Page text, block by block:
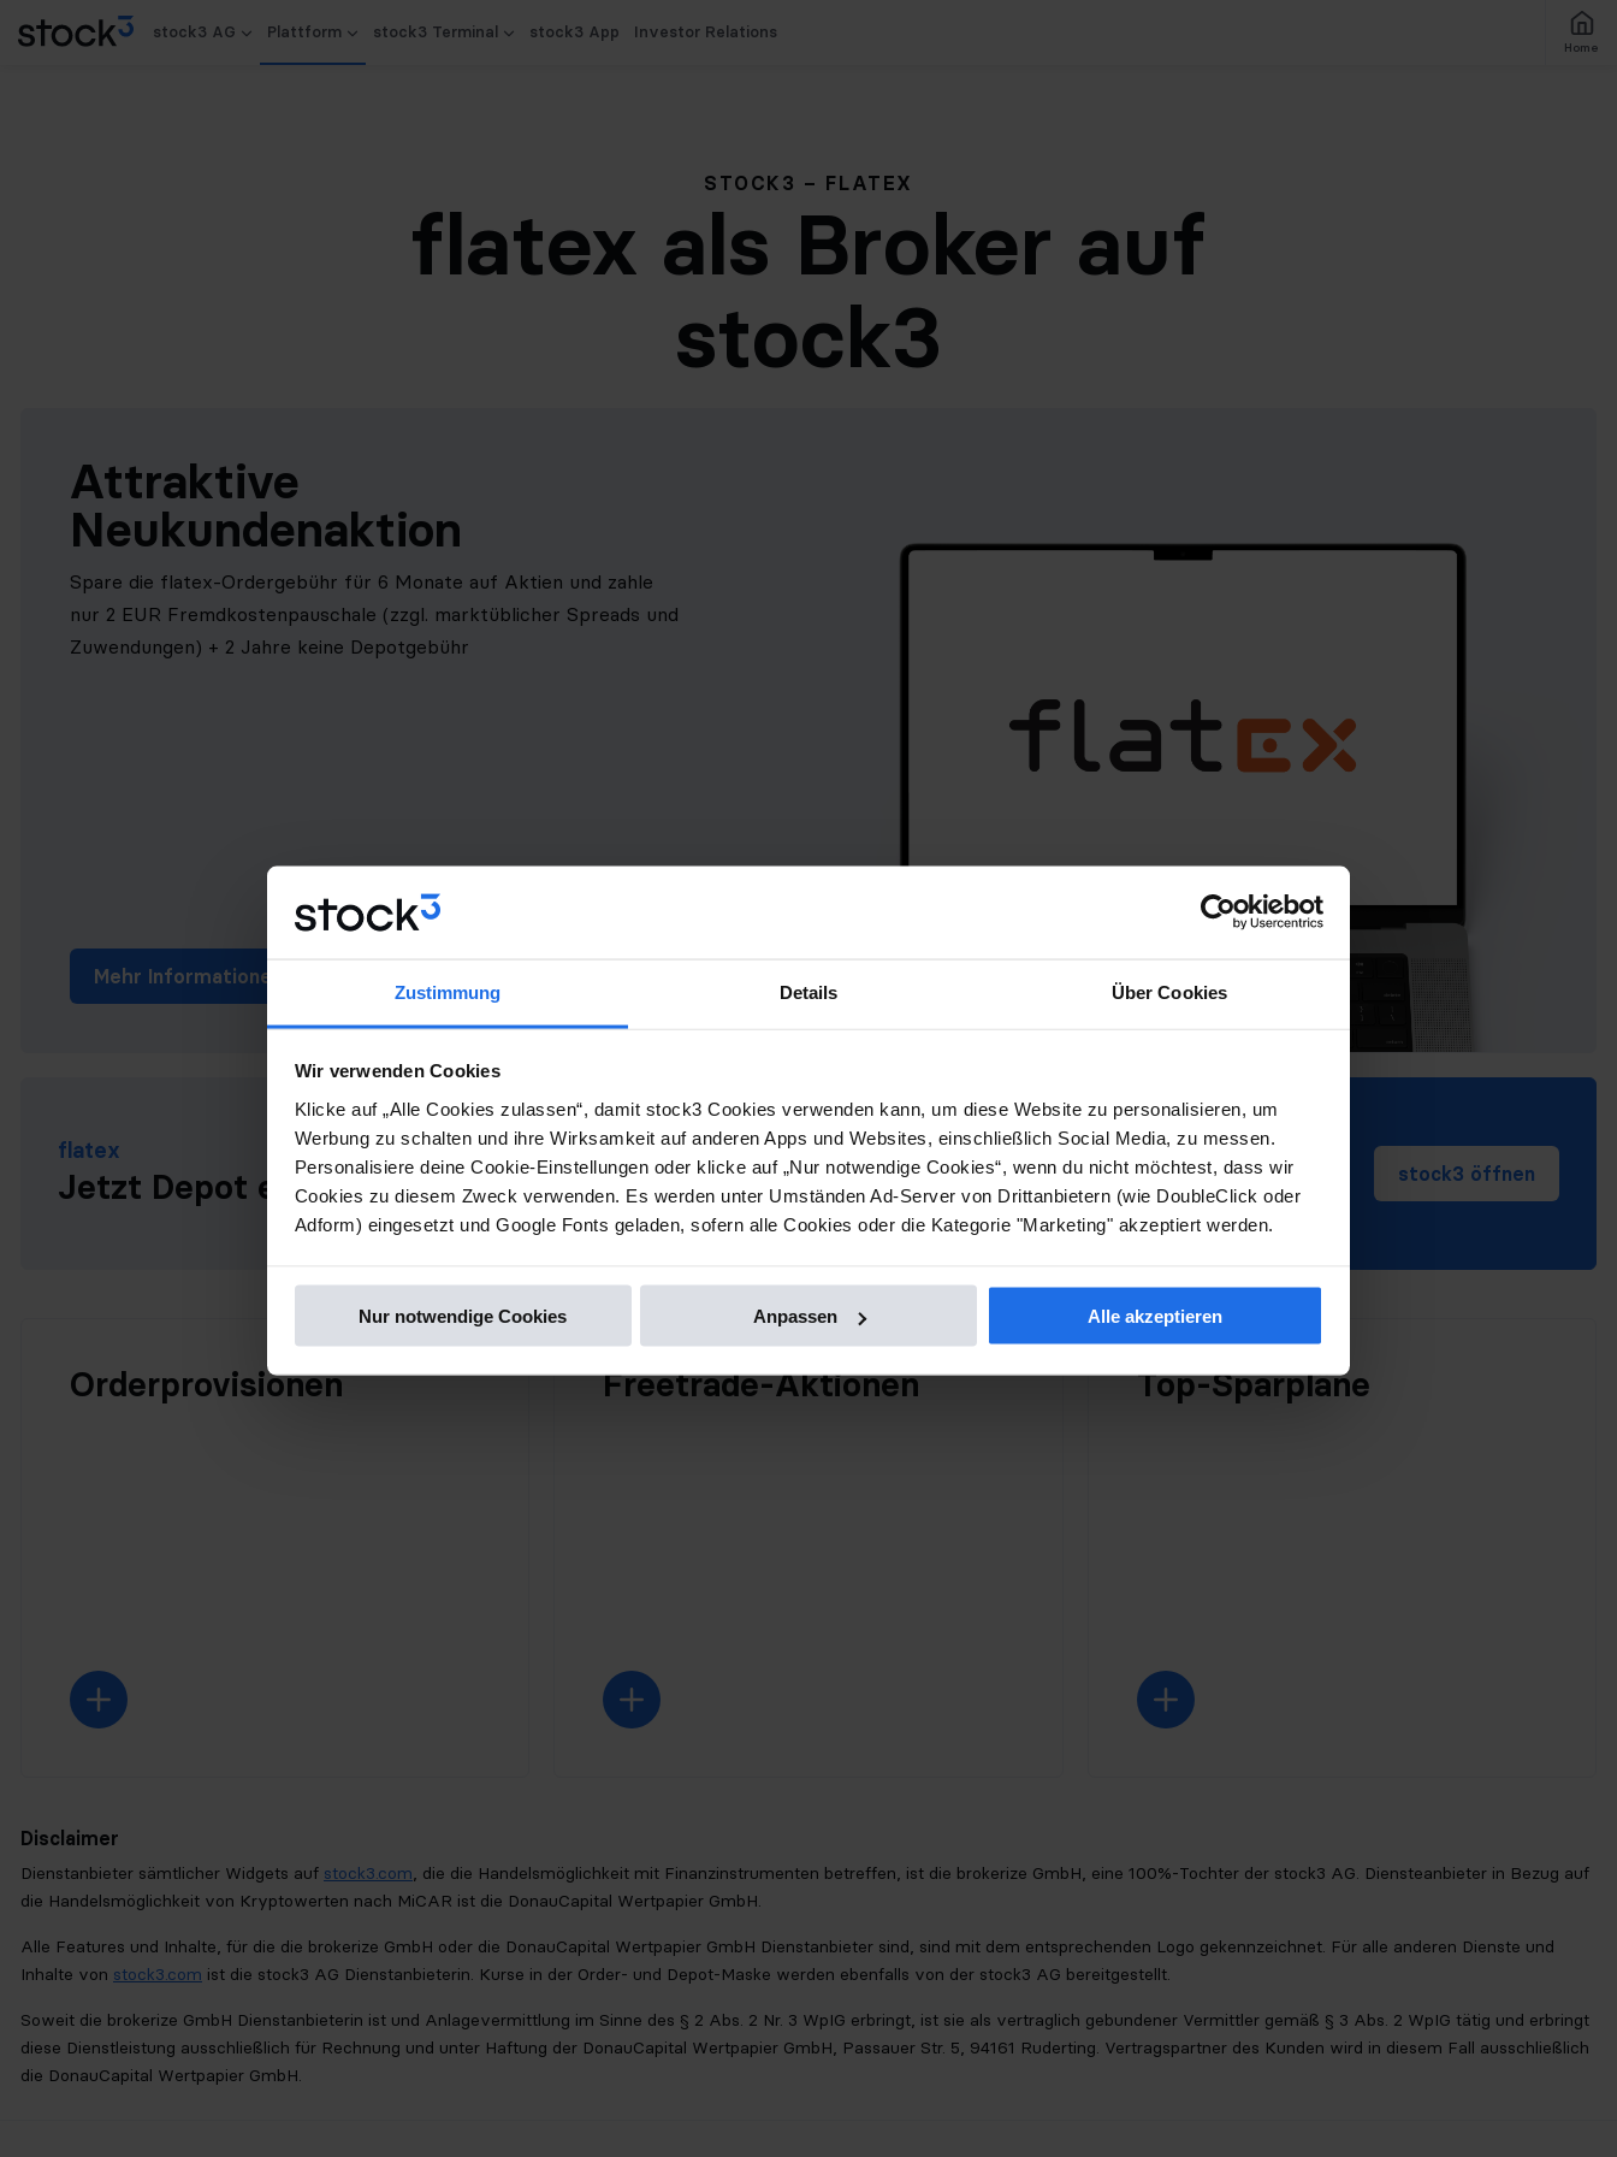
Zustimmung Details Über Cookies
Wir verwenden Cookies
Klicke auf „Alle Cookies zulassen“, damit stock3 Cookies verwenden kann, um diese Website zu personalisieren, um
Werbung zu schalten und ihre Wirksamkeit auf anderen Apps und Websites, einschließlich Social Media, zu messen.
Personalisiere deine Cookie-Einstellungen oder klicke auf „Nur notwendige Cookies“, wenn du nicht möchtest, dass wir
Cookies zu diesem Zweck verwenden. Es werden unter Umständen Ad-Server von Drittanbietern (wie DoubleClick oder
Adform) eingesetzt und Google Fonts geladen, sofern alle Cookies oder die Kategorie "Marketing" akzeptiert werden.
Nur notwendige Cookies Anpassen Alle akzeptieren
stock3 AG Plattform stock3 Terminal stock3 App Investor Relations
Home
STOCK3 – FLATEX
flatex als Broker auf
stock3
Attraktive
Neukundenaktion
Spare die flatex-Ordergebühr für 6 Monate auf Aktien und zahle
nur 2 EUR Fremdkostenpauschale (zzgl. marktüblicher Spreads und
Zuwendungen) + 2 Jahre keine Depotgebühr
Mehr Informationen
flatex
Jetzt Depot eröffnen Depot eröffnen
Du hast bereits ein Konto?
Jetzt auf stock3 handeln stock3 öffnen
Orderprovisionen Freetrade-Aktionen Top-Sparpläne
Disclaimer
Dienstanbieter sämtlicher Widgets auf stock3.com, die die Handelsmöglichkeit mit Finanzinstrumenten betreffen, ist die brokerize GmbH, eine 100%-Tochter der stock3 AG. Diensteanbieter in Bezug auf
die Handelsmöglichkeit von Kryptowerten nach MiCAR ist die DonauCapital Wertpapier GmbH.
Alle Features und Inhalte, für die die brokerize GmbH oder die DonauCapital Wertpapier GmbH Dienstanbieter sind, sind mit dem entsprechenden Logo gekennzeichnet. Für alle anderen Dienste und
Inhalte von stock3.com ist die stock3 AG Dienstanbieterin. Kurse in der Order- und Depot-Maske werden ebenfalls von der stock3 AG bereitgestellt.
Soweit die brokerize GmbH Dienstanbieterin ist und Anlagevermittlung im Sinne des § 2 Abs. 2 Nr. 3 WpIG erbringt, ist sie als vertraglich gebundener Vermittler gemäß § 3 Abs. 2 WpIG tätig und erbringt
diese Dienstleistung ausschließlich für Rechnung und unter Haftung der DonauCapital Wertpapier GmbH, Passauer Str. 5, 94161 Ruderting. Vertragspartner des Kunden wird in diesem Fall ausschließlich
die DonauCapital Wertpapier GmbH.